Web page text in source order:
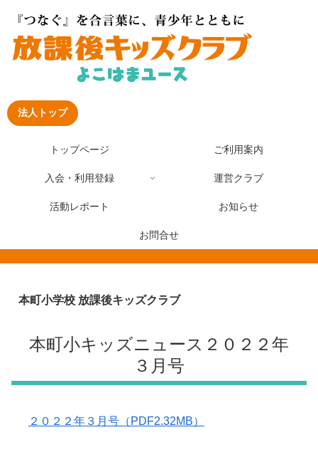
法人トップ
トップページ ご利用案内
入会・利用登録 運営クラブ
活動レポート お知らせ
お問合せ
本町小学校 放課後キッズクラブ
本町小キッズニュース２０２２年
３月号
２０２２年３月号（PDF2.32MB）